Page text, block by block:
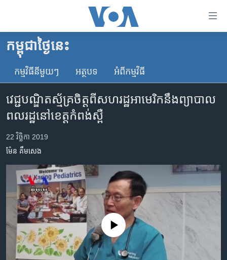
គេហទំព័រ​
ទាក់ទង
និង​
ចូល​
ទំព័រ​
ព័ត៌មាន​​
ម្តង
រំលង​
ចូល​
រចនា
សម្ព័ន្ធ​
កម្ពុជា
អន្តរជាតិ
ចិន
ហេឡូវីអូអេ
កម្ពុជាច្នៃប្រតិដ្ឋ
ទូរទស្សន៍ / វីដេអូ​
វិទ្យុ / ផតខាសថ៍
កម្មវិធីទាំងអស់
Khmer English
កម្ពុជាថ្ងៃនេះ
កម្មវិធី​នីមួយៗ អត្ថបទ​ អំពី​កម្មវិធី​
វេជ្ជបណ្ឌិត​ស្ម័គ្រចិត្ត​ពី​សហរដ្ឋ​អាមេរិក​នឹង​ព្យាបាល​
ពលរដ្ឋ​នៅ​ខេត្ត​កំពង់ស្ពឺ
22 វិច្ឆិកា 2019
ម៉ែន គឹមសេង
No media source currently available